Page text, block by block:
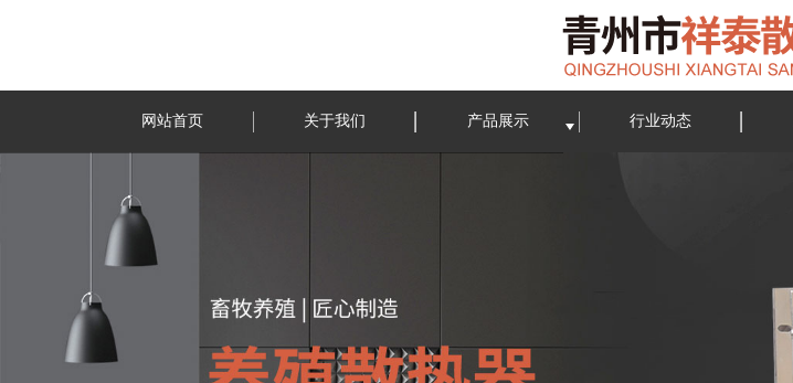
网站首页 关于我们 产品展示 行业动态